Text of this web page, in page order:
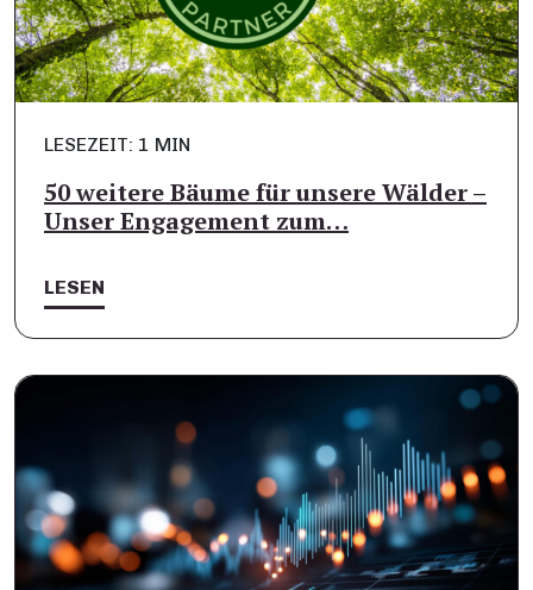
LESEZEIT: 1 MIN
50 weitere Bäume für unsere Wälder –
Unser Engagement zum…
LESEN